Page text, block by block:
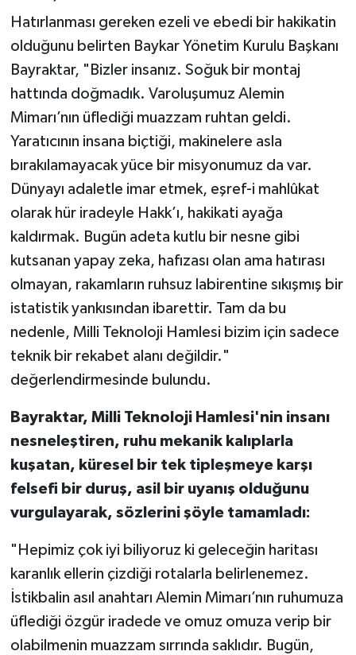
Hatırlanması gereken ezeli ve ebedi bir hakikatin
olduğunu belirten Baykar Yönetim Kurulu Başkanı
Bayraktar, "Bizler insanız. Soğuk bir montaj
hattında doğmadık. Varoluşumuz Alemin
Mimarı’nın üflediği muazzam ruhtan geldi.
Yaratıcının insana biçtiği, makinelere asla
bırakılamayacak yüce bir misyonumuz da var.
Dünyayı adaletle imar etmek, eşref-i mahlûkat
olarak hür iradeyle Hakk’ı, hakikati ayağa
kaldırmak. Bugün adeta kutlu bir nesne gibi
kutsanan yapay zeka, hafızası olan ama hatırası
olmayan, rakamların ruhsuz labirentine sıkışmış bir
istatistik yankısından ibarettir. Tam da bu
nedenle, Milli Teknoloji Hamlesi bizim için sadece
teknik bir rekabet alanı değildir."
değerlendirmesinde bulundu.
Bayraktar, Milli Teknoloji Hamlesi'nin insanı
nesneleştiren, ruhu mekanik kalıplarla
kuşatan, küresel bir tek tipleşmeye karşı
felsefi bir duruş, asil bir uyanış olduğunu
vurgulayarak, sözlerini şöyle tamamladı:
"Hepimiz çok iyi biliyoruz ki geleceğin haritası
karanlık ellerin çizdiği rotalarla belirlenemez.
İstikbalin asıl anahtarı Alemin Mimarı’nın ruhumuza
üflediği özgür iradede ve omuz omuza verip bir
olabilmenin muazzam sırrında saklıdır. Bugün,